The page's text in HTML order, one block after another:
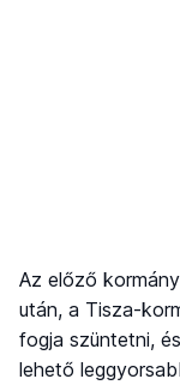
Az előző
után, a Tisza-
fogja szüntetni,
lehető